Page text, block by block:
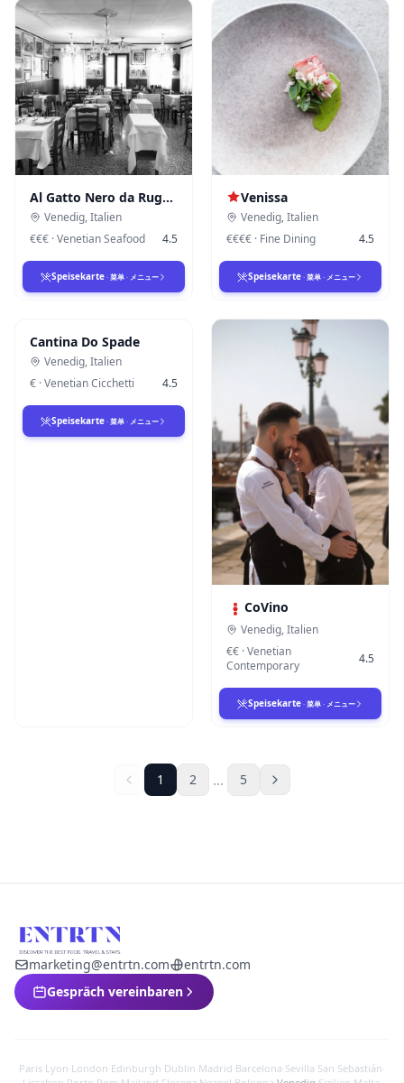
Al Gatto Nero da Ruggero
Venedig,Italien
€€€ ·Venetian Seafood 4.5
Speisekarte · 菜单 · メニュー
Venissa
Venedig,Italien
€€€€ · Fine Dining 4.5
Speisekarte · 菜单 · メニュー
Cantina Do Spade
Venedig,Italien
€ ·Venetian Cicchetti 4.5
Speisekarte · 菜单 · メニュー
CoVino
Venedig,Italien
€€ ·Venetian
Contemporary
4.5
Speisekarte · 菜单 · メニュー
1 2 ... 5
marketing@entrtn.com
entrtn.com
Gespräch vereinbaren
Paris·Lyon·London·Edinburgh·Dublin·Madrid·Barcelona·Sevilla·San Sebastián·